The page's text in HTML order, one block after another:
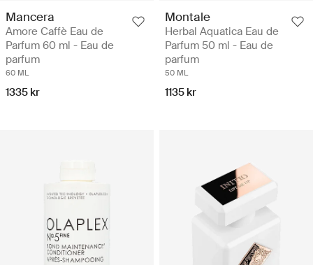
Mancera
Amore Caffè Eau de
Parfum 60 ml - Eau de
parfum
60 ML
1335 kr
Montale
Herbal Aquatica Eau de
Parfum 50 ml - Eau de
parfum
50 ML
1135 kr